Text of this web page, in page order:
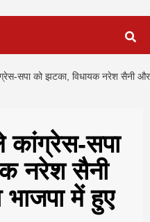
सपा को झटका, विधायक नरेश सैनी और
कांग्रेस-सपा
नरेश सैनी
में हुए